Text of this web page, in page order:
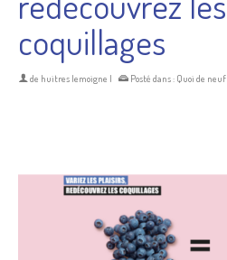
coquillages
de huitres lemoigne | Posté dans : Quoi de neuf